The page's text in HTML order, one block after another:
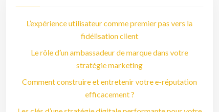
L’expérience utilisateur comme premier pas vers la
fidélisation client
Le rôle d’un ambassadeur de marque dans votre
stratégie marketing
Comment construire et entretenir votre e-réputation
efficacement ?